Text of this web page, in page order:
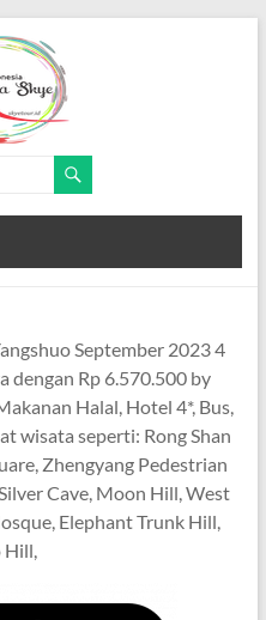
September 2023 4
dengan Rp 6.570.500 by
Halal, Hotel 4*, Bus,
wisata seperti: Rong Shan
Zhengyang Pedestrian
Cave, Moon Hill, West
Elephant Trunk Hill,
Hill,